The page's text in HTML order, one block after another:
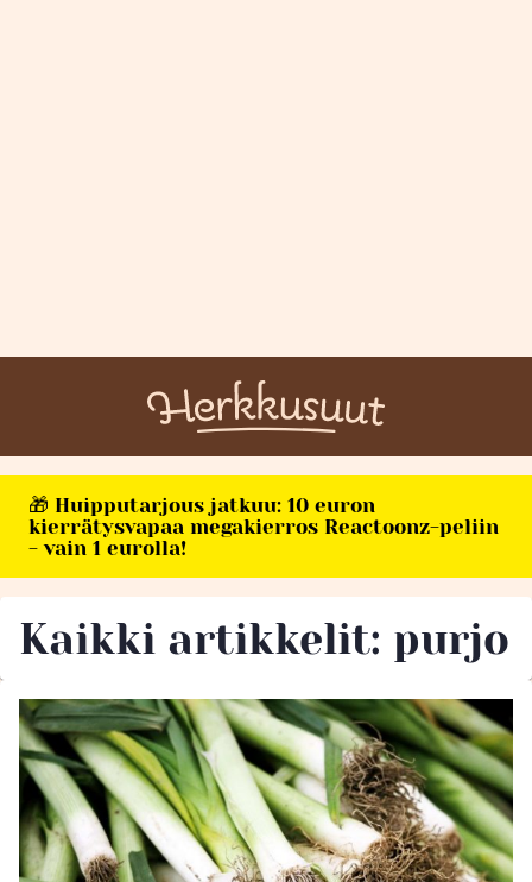
🎁 Huipputarjous jatkuu: 10 euron
kierrätysvapaa megakierros Reactoonz-peliin
- vain 1 eurolla!
Kaikki artikkelit: purjo